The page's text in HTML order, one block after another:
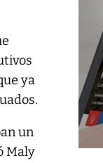
ya
un
Maly